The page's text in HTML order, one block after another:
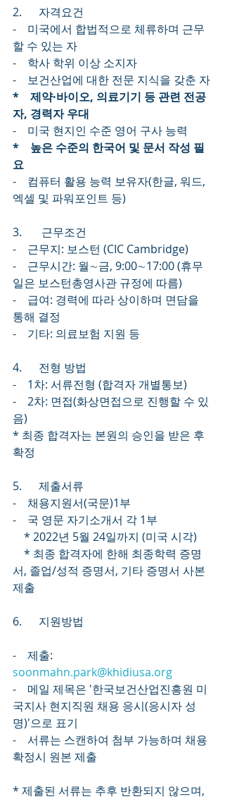
2.      자격요건
-    미국에서 합법적으로 체류하며 근무
할 수 있는 자
-    학사 학위 이상 소지자
-    보건산업에 대한 전문 지식을 갖춘 자
*    제약·바이오, 의료기기 등 관련 전공
자, 경력자 우대
-    미국 현지인 수준 영어 구사 능력
*    높은 수준의 한국어 및 문서 작성 필
요
-    컴퓨터 활용 능력 보유자(한글, 워드,
엑셀 및 파워포인트 등)
3.       근무조건
-    근무지: 보스턴 (CIC Cambridge)
-    근무시간: 월∼금, 9:00∼17:00 (휴무
일은 보스턴총영사관 규정에 따름)
-    급여: 경력에 따라 상이하며 면담을
통해 결정
-    기타: 의료보험 지원 등
4.      전형 방법
-    1차: 서류전형 (합격자 개별통보)
-    2차: 면접(화상면접으로 진행할 수 있
음)
* 최종 합격자는 본원의 승인을 받은 후
확정
5.      제출서류
-    채용지원서(국문)1부
-    국 영문 자기소개서 각 1부
    * 2022년 5월 24일까지 (미국 시각)
서, 졸업/성적 증명서, 기타 증명서 사본
제출
6.      지원방법
-    제출:
soonmahn.park@khidiusa.org
-    메일 제목은 '한국보건산업진흥원 미
국지사 현지직원 채용 응시(응시자 성
명)'으로 표기
-    서류는 스캔하여 첨부 가능하며 채용
확정시 원본 제출
* 제출된 서류는 추후 반환되지 않으며,